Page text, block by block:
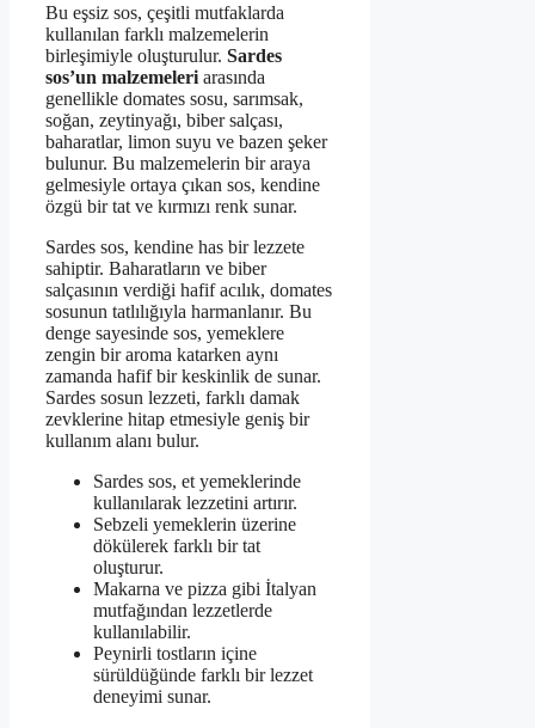
Bu eşsiz sos, çeşitli mutfaklarda
kullanılan farklı malzemelerin
birleşimiyle oluşturulur. Sardes
sos’un malzemeleri arasında
genellikle domates sosu, sarımsak,
soğan, zeytinyağı, biber salçası,
baharatlar, limon suyu ve bazen şeker
bulunur. Bu malzemelerin bir araya
gelmesiyle ortaya çıkan sos, kendine
özgü bir tat ve kırmızı renk sunar.
Sardes sos, kendine has bir lezzete
sahiptir. Baharatların ve biber
salçasının verdiği hafif acılık, domates
sosunun tatlılığıyla harmanlanır. Bu
denge sayesinde sos, yemeklere
zengin bir aroma katarken aynı
zamanda hafif bir keskinlik de sunar.
Sardes sosun lezzeti, farklı damak
zevklerine hitap etmesiyle geniş bir
kullanım alanı bulur.
Sardes sos, et yemeklerinde
kullanılarak lezzetini artırır.
Sebzeli yemeklerin üzerine
dökülerek farklı bir tat
oluşturur.
Makarna ve pizza gibi İtalyan
mutfağından lezzetlerde
kullanılabilir.
Peynirli tostların içine
sürüldüğünde farklı bir lezzet
deneyimi sunar.